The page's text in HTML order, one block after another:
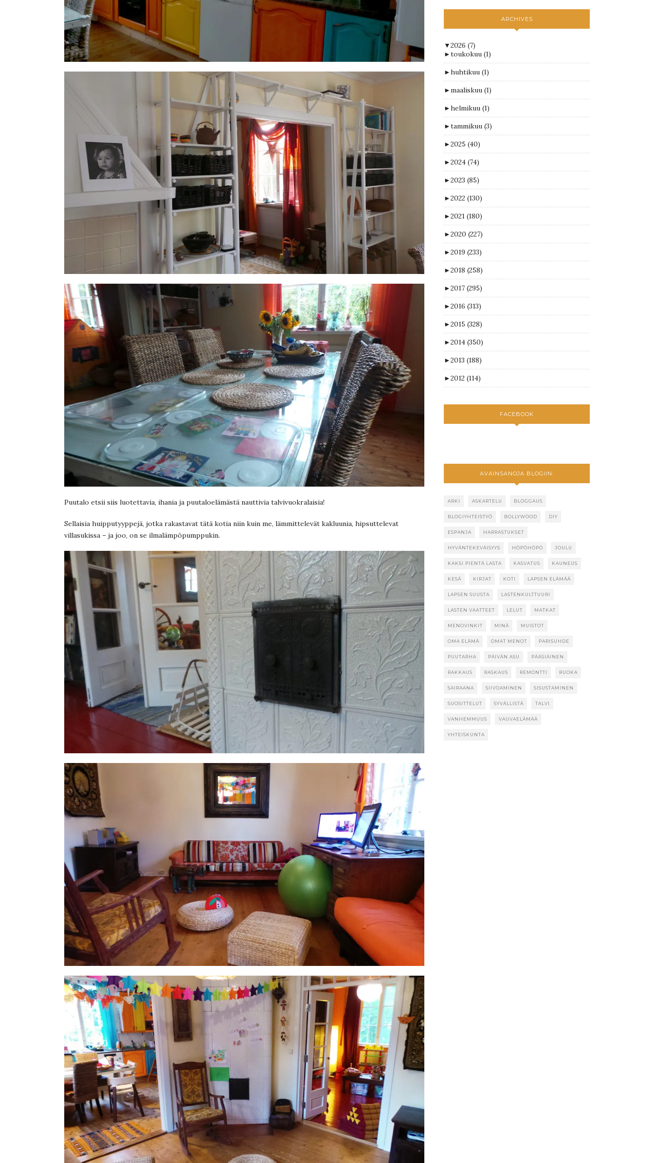
Puutalo etsii siis luotettavia, ihania ja puutaloelämästä nauttivia talvivuokralaisia!
Sellaisia huipputyyppejä, jotka rakastavat tätä kotia niin kuin me, lämmittelevät kakluunia, hipsuttelevat
villasukissa – ja joo, on se ilmalämpöpumppukin.
ARCHIVES
▼2026 (7)
►toukokuu (1)
►huhtikuu (1)
►maaliskuu (1)
►helmikuu (1)
►tammikuu (3)
►2025 (40)
►2024 (74)
►2023 (85)
►2022 (130)
►2021 (180)
►2020 (227)
►2019 (233)
►2018 (258)
►2017 (295)
►2016 (313)
►2015 (328)
►2014 (350)
►2013 (188)
►2012 (114)
FACEBOOK
AVAINSANOJA BLOGIIN:
ARKI ASKARTELU BLOGGAUS
BLOGIYHTEISTYÖ BOLLYWOOD DIY
ESPANJA HARRASTUKSET
HYVÄNTEKEVÄISYYS HÖPÖHÖPÖ JOULU
KAKSI PIENTÄ LASTA KASVATUS KAUNEUS
KESÄ KIRJAT KOTI LAPSEN ELÄMÄÄ
LAPSEN SUUSTA LASTENKULTTUURI
LASTEN VAATTEET LELUT MATKAT
MENOVINKIT MINÄ MUISTOT
OMA ELÄMÄ OMAT MENOT PARISUHDE
PUUTARHA PÄIVÄN ASU PÄÄSIÄINEN
RAKKAUS RASKAUS REMONTTI RUOKA
SAIRAANA SIIVOAMINEN SISUSTAMINEN
SUOSITTELUT SYVÄLLISTÄ TALVI
VANHEMMUUS VAUVAELÄMÄÄ
YHTEISKUNTA